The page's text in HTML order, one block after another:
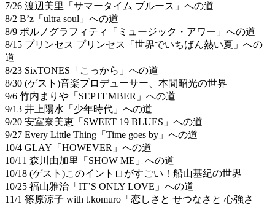
7/26 渡辺美里「サマータイム ブルース」への道
8/2 B’z「ultra soul」への道
8/9 ポルノグラフィティ「ミュージック・アワー」への道
8/15 プリンセス プリンセス「世界でいちばん熱い夏」への
道
8/23 SixTONES「こっから」への道
8/30 (ゲスト)音楽プロデューサー、本間昭光の世界
9/6 竹内まりや「SEPTEMBER」への道
9/13 井上陽水「少年時代」への道
9/20 安室奈美恵「SWEET 19 BLUES」への道
9/27 Every Little Thing「Time goes by」への道
10/4 GLAY「HOWEVER」への道
10/11 森川由加里「SHOW ME」への道
10/18 (ゲスト)このイントロがすごい！船山基紀の世界
10/25 福山雅治「IT’S ONLY LOVE」への道
11/1 篠原涼子 with t.komuro「恋しさと せつなさと 心強さ